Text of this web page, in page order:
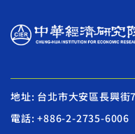
地址: 台北市大安區長興街
電話: +886-2-2735-6006